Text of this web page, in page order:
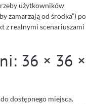
użytkowników
zamarzają od środka”) po
z realnymi scenariuszami
36 × 36 ×
dostępnego miejsca.